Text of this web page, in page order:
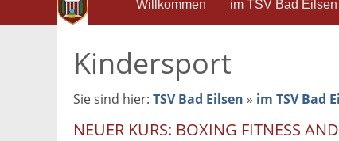
Willkommen im TSV Bad Eilsen
Kindersport
Sie sind hier: TSV Bad Eilsen » im TSV Bad
NEUER KURS: BOXING FITNESS